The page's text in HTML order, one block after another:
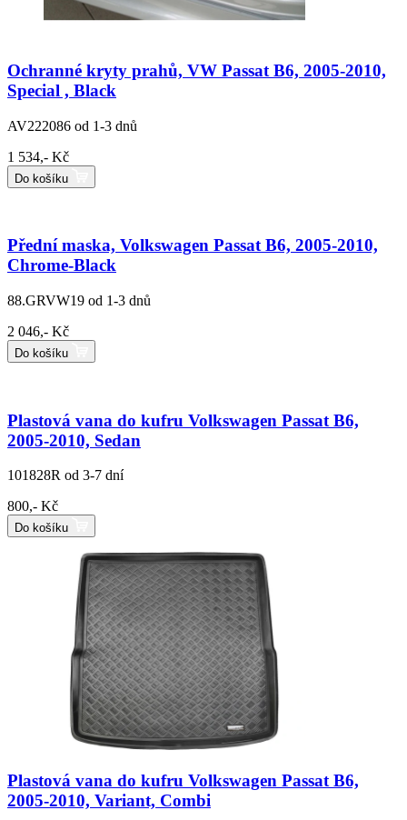
Ochranné kryty prahů, VW Passat B6, 2005-2010,
Special , Black
AV222086 od 1-3 dnů
1 534,- Kč
Do košíku
Přední maska, Volkswagen Passat B6, 2005-2010,
Chrome-Black
88.GRVW19 od 1-3 dnů
2 046,- Kč
Do košíku
Plastová vana do kufru Volkswagen Passat B6,
2005-2010, Sedan
101828R od 3-7 dní
800,- Kč
Do košíku
Plastová vana do kufru Volkswagen Passat B6,
2005-2010, Variant, Combi